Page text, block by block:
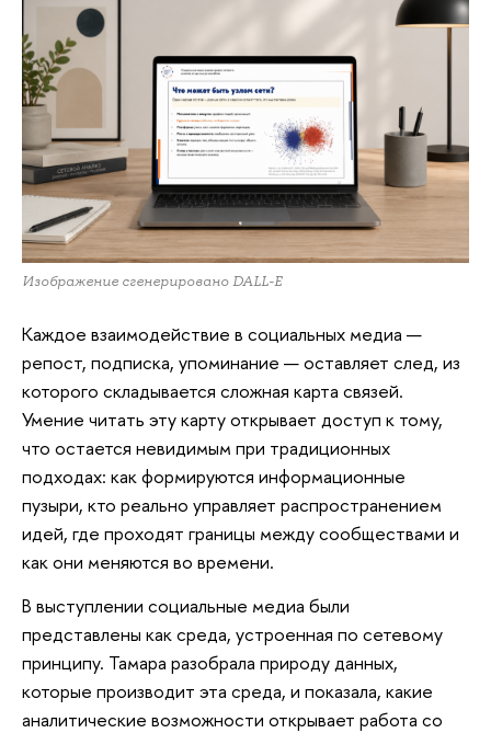
Изображение сгенерировано DALL-E
Каждое взаимодействие в социальных медиа —
репост, подписка, упоминание — оставляет след, из
которого складывается сложная карта связей.
Умение читать эту карту открывает доступ к тому,
что остается невидимым при традиционных
подходах: как формируются информационные
пузыри, кто реально управляет распространением
идей, где проходят границы между сообществами и
как они меняются во времени.
В выступлении социальные медиа были
представлены как среда, устроенная по сетевому
принципу. Тамара разобрала природу данных,
которые производит эта среда, и показала, какие
аналитические возможности открывает работа со